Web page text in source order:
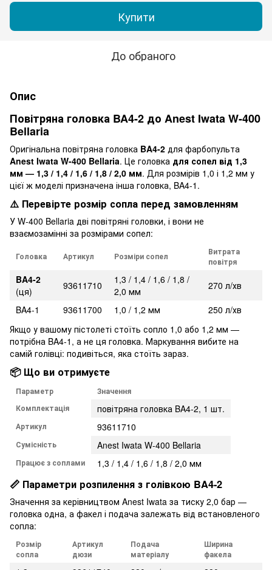
Купити
До обраного
Опис
Повітряна головка BA4-2 до Anest Iwata W-400
Bellaria
Оригінальна повітряна головка BA4-2 для фарбопульта
Anest Iwata W-400 Bellaria. Це головка для сопел від 1,3
мм — 1,3 / 1,4 / 1,6 / 1,8 / 2,0 мм. Для розмірів 1,0 і 1,2 мм у
цієї ж моделі призначена інша головка, BA4-1.
⚠️ Перевірте розмір сопла перед замовленням
У W-400 Bellaria дві повітряні головки, і вони не
взаємозамінні за розмірами сопел:
Головка Артикул Розміри сопел
Витрата
повітря
BA4-2
(ця)
93611710
1,3 / 1,4 / 1,6 / 1,8 /
2,0 мм
270 л/хв
BA4-1
93611700 1,0 / 1,2 мм
250 л/хв
Якщо у вашому пістолеті стоїть сопло 1,0 або 1,2 мм —
потрібна BA4-1, а не ця головка. Маркування вибите на
самій голівці: подивіться, яка стоїть зараз.
📦 Що ви отримуєте
Параметр
Значення
Комплектація
повітряна головка BA4-2, 1 шт.
Артикул 93611710
Сумісність Anest Iwata W-400 Bellaria
Працює з соплами 1,3 / 1,4 / 1,6 / 1,8 / 2,0 мм
📏 Параметри розпилення з голівкою BA4-2
Значення за керівництвом Anest Iwata за тиску 2,0 бар —
головка одна, а факел і подача залежать від встановленого
сопла:
Розмір
сопла
Артикул
дюзи
Подача
матеріалу
Ширина
факела